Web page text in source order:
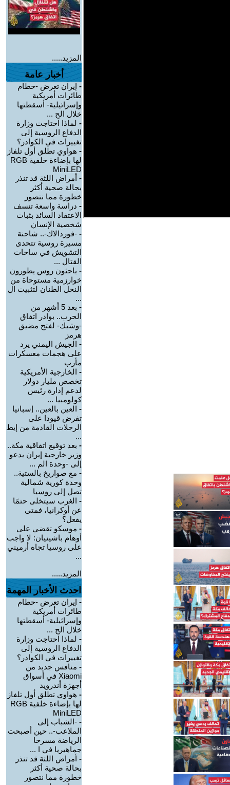
المزيد.....
أخبار عامة
- إيران تعرض -حطام
طائرات أمريكية
وإسرائيلية- أسقطتها
خلال الح ...
- لماذا احتاجت وزارة
الدفاع الروسية إلى
تغييرات في الكوادر؟
- هواوي تطلق أول تلفاز
لها بإضاءة خلفية RGB
MiniLED
- أمراض اللثة قد تنذر
بحالة صحية أكثر
خطورة مما نتصور
- دراسة واسعة تنسف
الاعتقاد السائد بثبات
شخصية الإنسان
- -فوردالاك-.. شاحنة
مسيرة روسية تتحدى
التشويش في ساحات
القتال ...
- باحثون روس يطورون
خوارزمية مستوحاة من
النحل الطنان لتثبيت ال
...
-
بعد 5 أشهر من
الحرب.. بوادر اتفاق
-وشيك- لفتح مضيق
هرمز
- الجيش اليمني يرد
على هجمات معسكرات
مأرب
- الخارجية الأمريكية
تخصص مليار دولار
لدعم إدارة رئيس
كولومبيا ...
- العين بالعين.. إسبانيا
تفرض قيودا على
الرحلات القادمة من إيط
...
- بعد توقيع اتفاقية مكة..
وزير خارجية إيران يدعو
إلى -وحدة الم ...
- مع صواريخ بالستية..
وحدة كورية شمالية
تصل إلى روسيا
- الغرب سيتخلى حتمًا
عن أوكرانيا، فمتى
يفعل؟
- موسكو تقضي على
أوهام باشينيان: لا واجب
على روسيا تجاه أرميني
...
المزيد.....
احدث الأخبار المهمة
- إيران تعرض -حطام
طائرات أمريكية
وإسرائيلية- أسقطتها
خلال الح ...
- لماذا احتاجت وزارة
الدفاع الروسية إلى
تغييرات في الكوادر؟
- منافس جديد من
Xiaomi في أسواق
أجهزة أندرويد
- هواوي تطلق أول تلفاز
لها بإضاءة خلفية RGB
MiniLED
- -الشباب إلى
الملاعب-.. حين أصبحت
الرياضة مسرحا
جماهيريا في ا ...
- أمراض اللثة قد تنذر
بحالة صحية أكثر
خطورة مما نتصور